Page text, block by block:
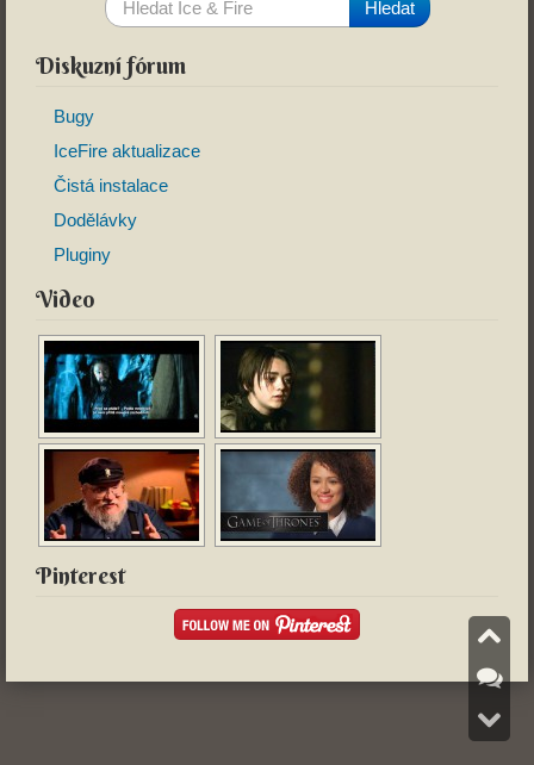
Diskuzní fórum
Bugy
IceFire aktualizace
Čistá instalace
Dodělávky
Pluginy
Video
Pinterest